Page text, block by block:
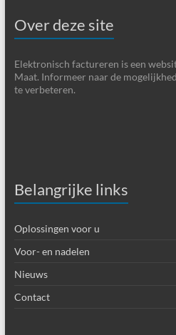
Over deze site
Elektronisch factureren is een
Maat. Informeer naar de
te verbeteren.
Belangrijke links
Oplossingen voor u
Voor- en nadelen
Nieuws
Contact